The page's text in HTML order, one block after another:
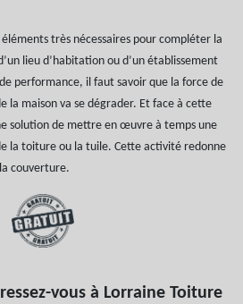
très nécessaires pour compléter la
lieu d’habitation ou d’un établissement
performance, il faut savoir que la force de
la maison va se dégrader. Et face à cette
solution de mettre en œuvre à temps une
la toiture ou la tuile. Cette activité redonne
couverture.
vous à Lorraine Toiture